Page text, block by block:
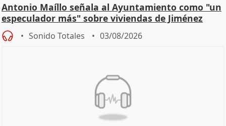
Antonio Maíllo señala al Ayuntamiento como "un
especulador más" sobre viviendas de Jiménez
Becerril
Sonido Totales 03/08/2026